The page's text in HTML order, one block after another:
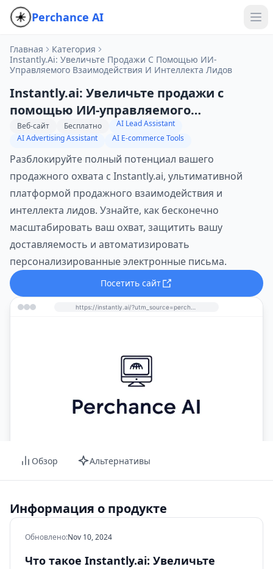
Perchance AI
Главная
Категория
Instantly.ai: Увеличьте Продажи С Помощью ИИ-
Управляемого Взаимодействия И Интеллекта Лидов
Instantly.ai: Увеличьте продажи с
помощью ИИ-управляемого
взаимодействия и интеллекта лидов
Веб-сайт Бесплатно
AI Lead Assistant
AI Advertising Assistant
AI E-commerce Tools
Разблокируйте полный потенциал вашего
продажного охвата с Instantly.ai, ультимативной
платформой продажного взаимодействия и
интеллекта лидов. Узнайте, как бесконечно
масштабировать ваш охват, защитить вашу
доставляемость и автоматизировать
персонализированные электронные письма.
Посетить сайт
Обзор Альтернативы
Информация о продукте
Обновлено:Nov 10, 2024
Что такое Instantly.ai: Увеличьте